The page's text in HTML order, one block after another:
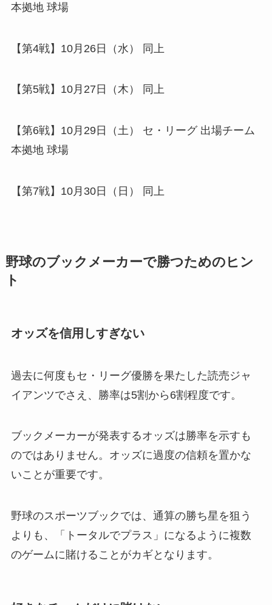
本拠地 球場
【第4戦】10月26日（水） 同上
【第5戦】10月27日（木） 同上
【第6戦】10月29日（土） セ・リーグ 出場チーム
本拠地 球場
【第7戦】10月30日（日） 同上
野球のブックメーカーで勝つためのヒン
ト
オッズを信用しすぎない
過去に何度もセ・リーグ優勝を果たした読売ジャ
イアンツでさえ、勝率は5割から6割程度です。
ブックメーカーが発表するオッズは勝率を示すも
のではありません。オッズに過度の信頼を置かな
いことが重要です。
野球のスポーツブックでは、通算の勝ち星を狙う
よりも、「トータルでプラス」になるように複数
のゲームに賭けることがカギとなります。